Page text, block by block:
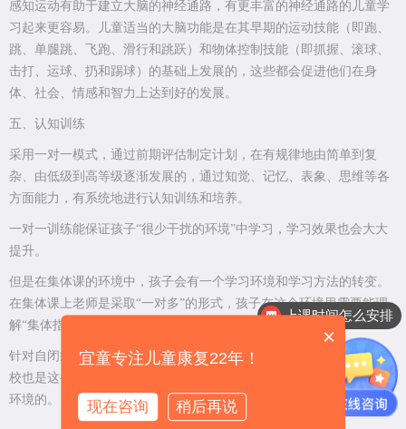
感知运动有助于建立大脑的神经通路，有更丰富的神经通路的儿童学
习起来更容易。儿童适当的大脑功能是在其早期的运动技能（即跑、
跳、单腿跳、飞跑、滑行和跳跃）和物体控制技能（即抓握、滚球、
击打、运球、扔和踢球）的基础上发展的，这些都会促进他们在身
体、社会、情感和智力上达到好的发展。
五、认知训练
采用一对一模式，通过前期评估制定计划，在有规律地由简单到复
杂、由低级到高等级逐渐发展的，通过知觉、记忆、表象、思维等各
方面能力，有系统地进行认知训练和培养。
一对一训练能保证孩子“很少干扰的环境”中学习，学习效果也会大大
提升。
但是在集体课的环境中，孩子会有一个学习环境和学习方法的转变。
在集体课上老师是采取“一对多”的形式，孩子在这个环境里需要能理
解“集体指令”，学习一些简单的社交规则或者游戏规则。
针对自闭症孩子的训练是这两者结合来进行，一直以来星康自闭症学
校也是这么做的，毕竟以后我们的孩子终将是要逐渐融入社会这个大
环境的。
上课时间怎么安排
×
宜童专注儿童康复22年！
现在咨询 稍后再说